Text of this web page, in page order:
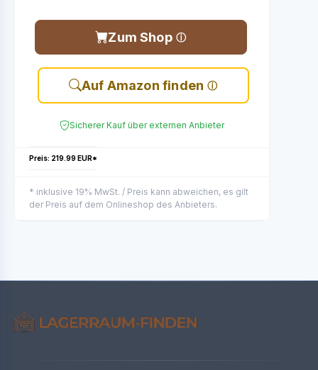
Zum Shop
Auf Amazon finden
Sicherer Kauf über externen Anbieter
Preis: 219.99 EUR*
* inklusive 19% MwSt. / Preis kann abweichen, es gilt
der Preis auf dem Onlineshop des Anbieters.